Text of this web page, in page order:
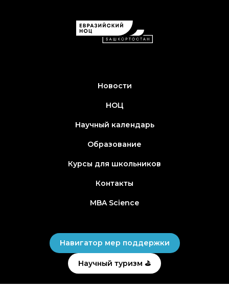
Новости
НОЦ
Научный календарь
Образование
Курсы для школьников
Контакты
MBA Science
Навигатор мер поддержки
Научный туризм ⛳